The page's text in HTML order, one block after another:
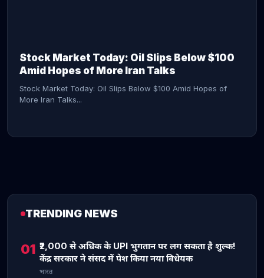
Stock Market Today: Oil Slips Below $100
Amid Hopes of More Iran Talks
Stock Market Today: Oil Slips Below $100 Amid Hopes of
More Iran Talks...
TRENDING NEWS
01 ₹2,000 से अधिक के UPI भुगतान पर लग सकता है शुल्क!
केंद्र सरकार ने संसद में पेश किया नया विधेयक
भारत